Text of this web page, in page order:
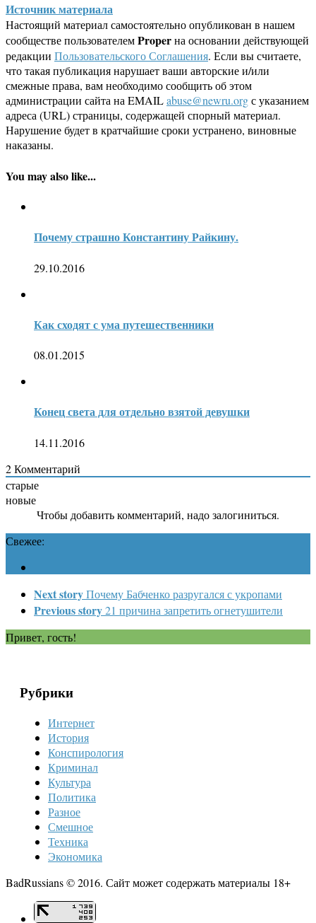
Источник материала
Настоящий материал самостоятельно опубликован в нашем
сообществе пользователемProperна основании действующей
редакции Пользовательского Соглашения. Если вы считаете,
что такая публикация нарушает ваши авторские и/или
смежные права, вам необходимо сообщить об этом
администрации сайта на EMAILabuse@newru.orgс указанием
адреса (URL) страницы, содержащей спорный материал.
Нарушение будет в кратчайшие сроки устранено, виновные
наказаны.
You may also like...
Почему страшно Константину Райкину.
29.10.2016
Как сходят с ума путешественники
08.01.2015
Конец света для отдельно взятой девушки
14.11.2016
2Комментарий
старые
новые
Чтобы добавить комментарий, надо залогиниться.
Свежее:
Next storyПочему Бабченко разругался с укропами
Previous story21 причина запретить огнетушители
Привет, гость!
Рубрики
Интернет
История
Конспирология
Криминал
Культура
Политика
Разное
Смешное
Техника
Экономика
BadRussians © 2016. Сайт может содержать материалы 18+